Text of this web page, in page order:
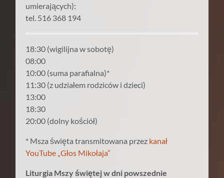
umierających):
tel. 516 368 194
18:30 (wigilijna w sobotę)
08:00
10:00 (suma parafialna)*
11:30 (z udziałem rodziców i dzieci)
13:00
18:30
20:00 (dolny kościół)
* Msza święta transmitowana przez kanał
YouTube „Głos Mikołaja”
Liturgia Mszy świętej w dni powszednie